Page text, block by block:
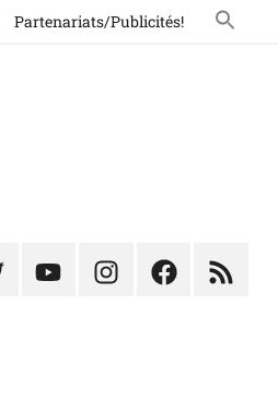
Partenariats/Publicités!
ÉlémentÉlémentÉlément